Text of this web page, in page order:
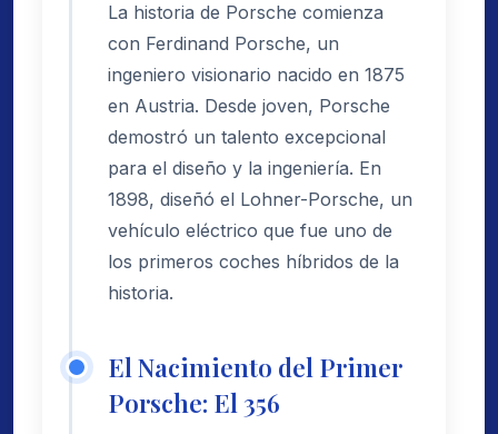
La historia de Porsche comienza
con Ferdinand Porsche, un
ingeniero visionario nacido en 1875
en Austria. Desde joven, Porsche
demostró un talento excepcional
para el diseño y la ingeniería. En
1898, diseñó el Lohner-Porsche, un
vehículo eléctrico que fue uno de
los primeros coches híbridos de la
historia.
El Nacimiento del Primer
Porsche: El 356